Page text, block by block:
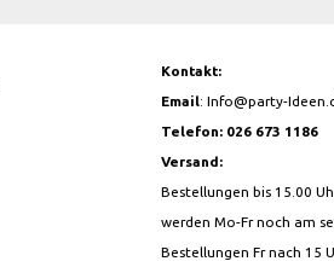
Kontakt:
Email:Info@party-
Telefon: 026 673 1186
Versand:
Bestellungen bis 15.00
werden Mo-Fr noch am
Bestellungen Fr nach 15